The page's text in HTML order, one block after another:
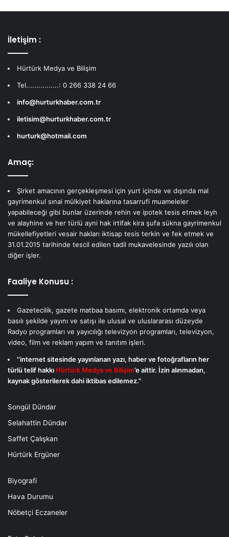
İletişim :
Hürtürk Medya ve Bilişim
Tel................: 0 266 338 24 66
info@hurturkhaber.com.tr
iletisim@hurturkhaber.com.tr
hurturk@hotmail.com
Amaç:
Şirket amacının gerçekleşmesi için yurt içinde ve dışında mal
gayrimenkul sınai mülkiyet haklarına tasarrufi muameleler
yapabileceği gibi bunlar üzerinde rehin ve ipotek tesis etmek leyh
ve alayhine ve her türlü ayni hak irtifak kira şufa sükna gayrimenkul
mükellefiyetleri vesair hakları iktisap tesis terkin ve fek etmek ve
31.01.2015 tarihinde tescil edilen tadil mukavelesinde yazılı olan
diğer işler.
Faaliye Konusu :
Gazetecilik, gazete matbaa basımı, elektronik ortamda veya
basılı şekilde yayını ve satışı ile ulusal ve uluslararası düzeyde
Radyo programları ve yayıcılığı televizyon programları, televizyon,
video, film ve reklam yapım ve tanıtım işleri.
''internet sitesinde yayınlanan yazı, haber ve fotoğrafların her
türlü telif hakkı Hürtürk Medya ve Bilişim’e aittir. İzin alınmadan,
kaynak gösterilerek dahi iktibas edilemez."
Songül Dündar
Selahattin Dündar
Saffet Çalışkan
Hürtürk Ergüner
Biyografi
Hava Durumu
Nöbetçi Eczaneler